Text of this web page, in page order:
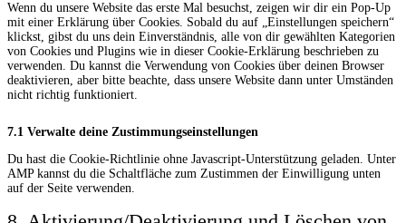
Wenn du unsere Website das erste Mal besuchst, zeigen wir dir ein Pop-Up
mit einer Erklärung über Cookies. Sobald du auf „Einstellungen speichern“
klickst, gibst du uns dein Einverständnis, alle von dir gewählten Kategorien
von Cookies und Plugins wie in dieser Cookie-Erklärung beschrieben zu
verwenden. Du kannst die Verwendung von Cookies über deinen Browser
deaktivieren, aber bitte beachte, dass unsere Website dann unter Umständen
nicht richtig funktioniert.
7.1 Verwalte deine Zustimmungseinstellungen
Du hast die Cookie-Richtlinie ohne Javascript-Unterstützung geladen. Unter
AMP kannst du die Schaltfläche zum Zustimmen der Einwilligung unten
auf der Seite verwenden.